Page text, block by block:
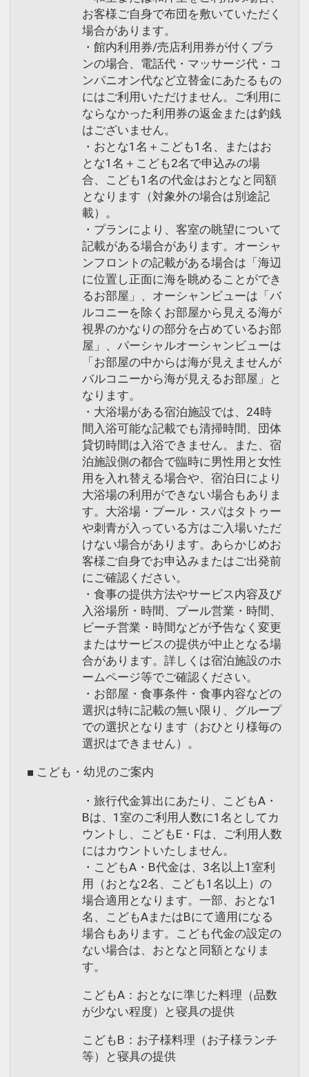
お客様ご自身で布団を敷いていただく
場合があります。
・館内利用券/売店利用券が付くプラ
ンの場合、電話代・マッサージ代・コ
ンパニオン代など立替金にあたるもの
にはご利用いただけません。ご利用に
ならなかった利用券の返金または釣銭
はございません。
・おとな1名＋こども1名、またはお
とな1名＋こども2名で申込みの場
合、こども1名の代金はおとなと同額
となります（対象外の場合は別途記
載）。
・プランにより、客室の眺望について
記載がある場合があります。オーシャ
ンフロントの記載がある場合は「海辺
に位置し正面に海を眺めることができ
るお部屋」、オーシャンビューは「バ
ルコニーを除くお部屋から見える海が
視界のかなりの部分を占めているお部
屋」、パーシャルオーシャンビューは
「お部屋の中からは海が見えませんが
バルコニーから海が見えるお部屋」と
なります。
・大浴場がある宿泊施設では、24時
間入浴可能な記載でも清掃時間、団体
貸切時間は入浴できません。また、宿
泊施設側の都合で臨時に男性用と女性
用を入れ替える場合や、宿泊日により
大浴場の利用ができない場合もありま
す。大浴場・プール・スパはタトゥー
や刺青が入っている方はご入場いただ
けない場合があります。あらかじめお
客様ご自身でお申込みまたはご出発前
にご確認ください。
・食事の提供方法やサービス内容及び
入浴場所・時間、プール営業・時間、
ビーチ営業・時間などが予告なく変更
またはサービスの提供が中止となる場
合があります。詳しくは宿泊施設のホ
ームページ等でご確認ください。
・お部屋・食事条件・食事内容などの
選択は特に記載の無い限り、グループ
での選択となります（おひとり様毎の
選択はできません）。
■ こども・幼児のご案内
・旅行代金算出にあたり、こどもA・
Bは、1室のご利用人数に1名としてカ
ウントし、こどもE・Fは、ご利用人数
にはカウントいたしません。
・こどもA・B代金は、3名以上1室利
用（おとな2名、こども1名以上）の
場合適用となります。一部、おとな1
名、こどもAまたはBにて適用になる
場合もあります。こども代金の設定の
ない場合は、おとなと同額となりま
す。
こどもA：おとなに準じた料理（品数
が少ない程度）と寝具の提供
こどもB：お子様料理（お子様ランチ
等）と寝具の提供